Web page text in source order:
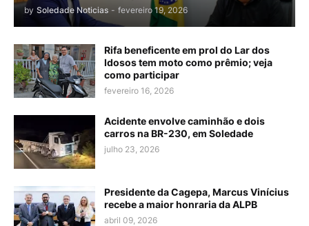
by Soledade Noticias - fevereiro 19, 2026
Rifa beneficente em prol do Lar dos
Idosos tem moto como prêmio; veja
como participar
fevereiro 16, 2026
Acidente envolve caminhão e dois
carros na BR-230, em Soledade
julho 23, 2026
Presidente da Cagepa, Marcus Vinícius
recebe a maior honraria da ALPB
abril 09, 2026